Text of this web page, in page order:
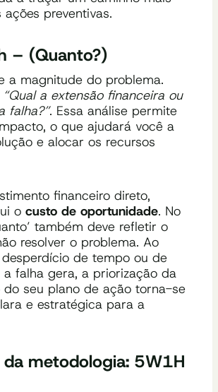
preventivas.
– (Quanto?)
a magnitude do problema.
“Qual a extensão financeira ou
falha?”. Essa análise permite
o que ajudará você a
e alocar os recursos
financeiro direto,
o custo de oportunidade. No
também deve refletir o
resolver o problema. Ao
de tempo ou de
a falha gera, a priorização da
seu plano de ação torna-se
e estratégica para a
da metodologia: 5W1H